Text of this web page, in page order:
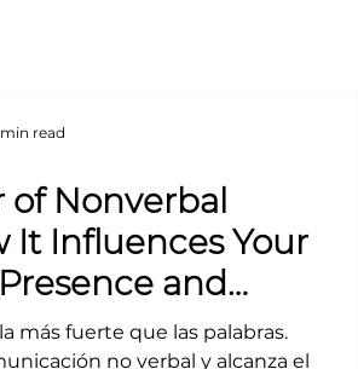
of Nonverbal
It Influences Your
and
Success
más fuerte que las palabras.
no verbal y alcanza el
read